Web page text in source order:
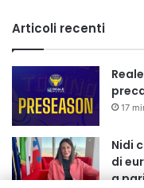
Articoli recenti
17
Nidi
di
a